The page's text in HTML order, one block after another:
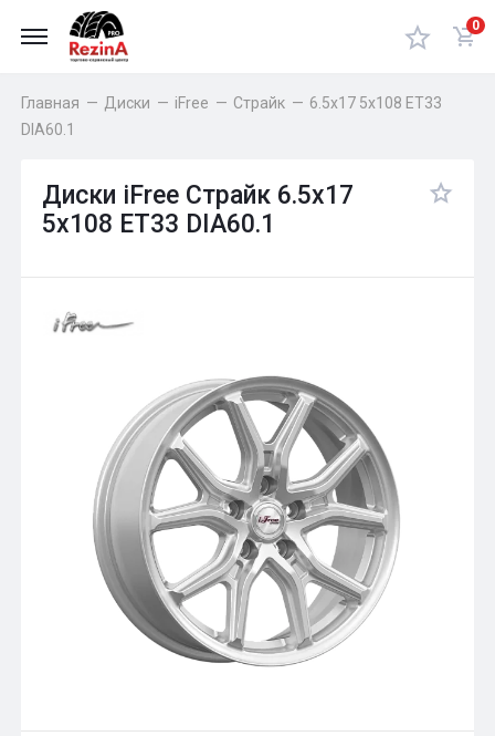
0
Главная — Диски — iFree — Страйк — 6.5x17 5x108 ET33
DIA60.1
Диски iFree Страйк 6.5x17
5x108 ET33 DIA60.1